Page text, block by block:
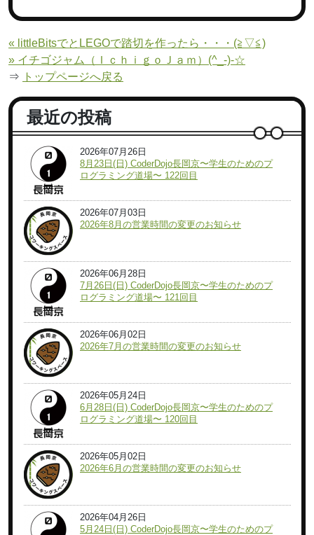
« littleBitsでとLEGOで踏切を作ったら・・・(≧▽≦)
» イチゴジャム（ＩｃｈｉｇｏＪａｍ）(^_-)-☆
⇒
トップページへ戻る
最近の投稿
2026年07月26日
8月23日(日) CoderDojo長岡京〜学生のためのプ
ログラミング道場〜 122回目
2026年07月03日
2026年8月の営業時間の変更のお知らせ
2026年06月28日
7月26日(日) CoderDojo長岡京〜学生のためのプ
ログラミング道場〜 121回目
2026年06月02日
2026年7月の営業時間の変更のお知らせ
2026年05月24日
6月28日(日) CoderDojo長岡京〜学生のためのプ
ログラミング道場〜 120回目
2026年05月02日
2026年6月の営業時間の変更のお知らせ
2026年04月26日
5月24日(日) CoderDojo長岡京〜学生のためのプ